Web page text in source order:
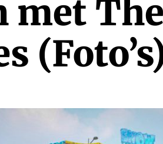
met The